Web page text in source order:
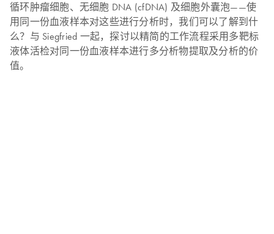
循环肿瘤细胞、无细胞 DNA (cfDNA) 及细胞外囊泡——使
用同一份血液样本对这些进行分析时，我们可以了解到什
么？与 Siegfried 一起，探讨以精简的工作流程采用多靶标
液体活检对同一份血液样本进行多分析物提取及分析的价
值。